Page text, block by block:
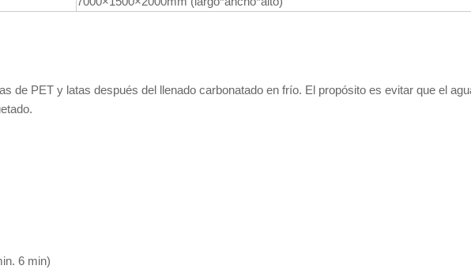
de PET y latas después del llenado carbonatado en frío. El propósito es evitar que el
6 min)